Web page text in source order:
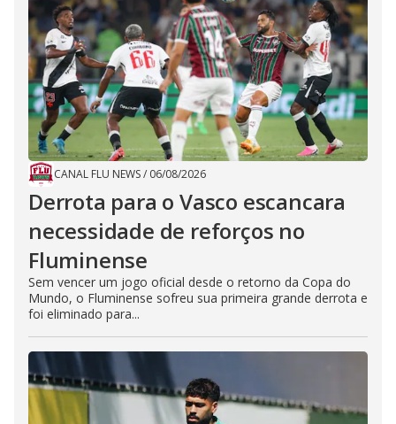
CANAL FLU NEWS/ 06/08/2026
Derrota para o Vasco escancara
necessidade de reforços no
Fluminense
Sem vencer um jogo oficial desde o retorno da Copa do
Mundo, o Fluminense sofreu sua primeira grande derrota e
foi eliminado para...